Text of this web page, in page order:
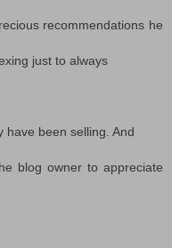
recommendations he
just to always
have been selling. And
blog owner to appreciate